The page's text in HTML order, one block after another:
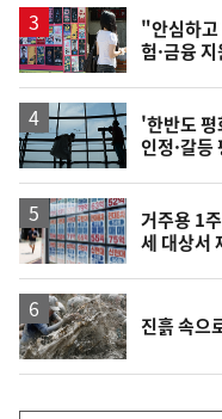
"안심하
험·금융
'한반도
인정·갈등
거주용 1
세 대상서
진흙 속으